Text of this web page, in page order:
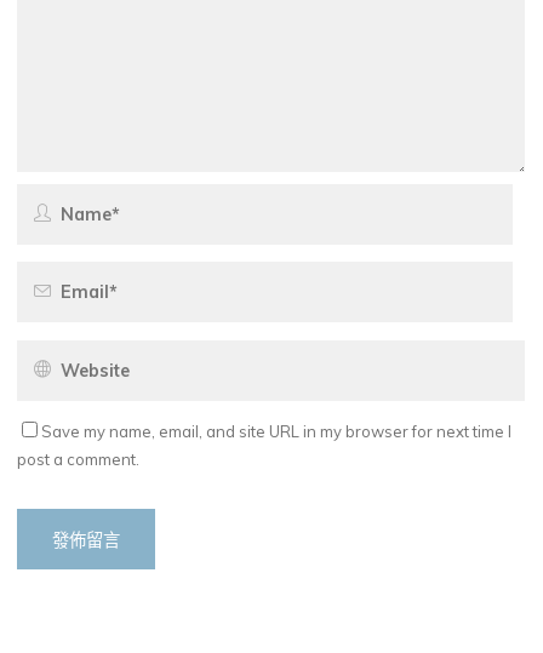
Save my name, email, and site URL in my browser for next time I
post a comment.